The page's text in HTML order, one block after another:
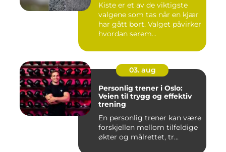
Kiste er et av de viktigste
valgene som tas når en kjær
har gått bort. Valget påvirker
hvordan serem...
03. aug
Personlig trener i Oslo:
Veien til trygg og effektiv
trening
En personlig trener kan være
forskjellen mellom tilfeldige
økter og målrettet, tr...